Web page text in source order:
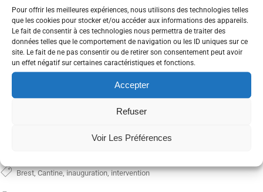
Pour offrir les meilleures expériences, nous utilisons des technologies telles
que les cookies pour stocker et/ou accéder aux informations des appareils.
Le fait de consentir à ces technologies nous permettra de traiter des
données telles que le comportement de navigation ou les ID uniques sur ce
site. Le fait de ne pas consentir ou de retirer son consentement peut avoir
un effet négatif sur certaines caractéristiques et fonctions.
Accepter
Refuser
Voir Les Préférences
Inauguration des locaux de la cantine:
l'intervention de Michel Briand
« Je voudrais commencer par remercier les artisans
du projet : Aymeric Poulain Maubant , Christelle Le
Hir, Marc Labbey, Eric Vandenbroucke et maintenant
Brest,Cantine,inauguration,intervention